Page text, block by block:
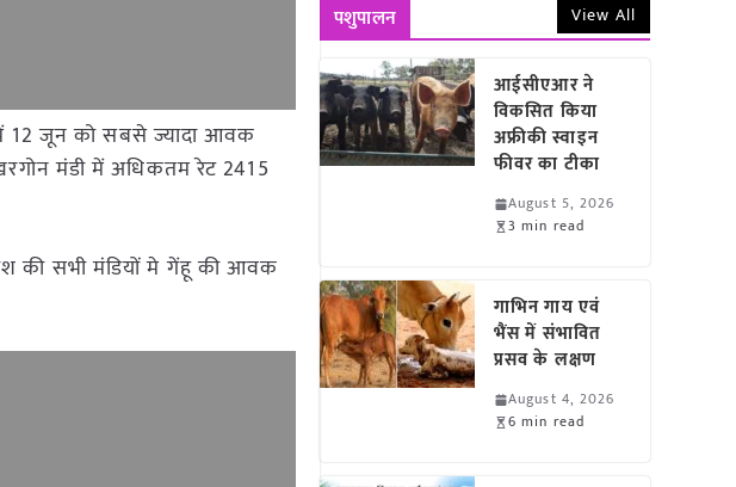
12 जून को सबसे ज्यादा आवक
मंडी में अधिकतम रेट 2415
की सभी मंडियों मे गेंहू की आवक
पशुपालन View All
आईसीएआर ने
विकसित किया
अफ्रीकी स्वाइन
फीवर का टीका
August 5, 2026
3 min read
गाभिन गाय एवं
भैंस में संभावित
प्रसव के लक्षण
August 4, 2026
6 min read